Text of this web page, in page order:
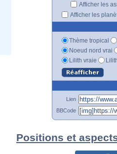
Afficher les
Afficher les
Thème tropical
Noeud nord vrai
Lilith vraie
Lien
BBCode
Positions et